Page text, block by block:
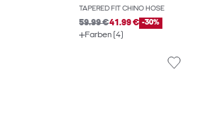
TAPERED FIT CHINO HOSE
59.99 €41.99 € -30%
Farben (4)